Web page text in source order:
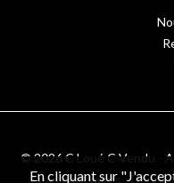
© 2026 C Loué C Vendu -
/ nos honoraires-
En cliquant sur